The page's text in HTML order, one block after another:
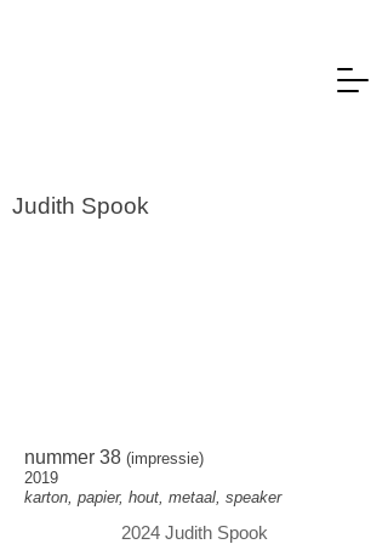
Judith Spook
nummer 38 (impressie)
2019
karton, papier, hout, metaal, speaker
2024Judith Spook